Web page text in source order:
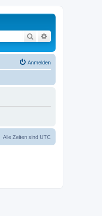
Suche
Anmelden
Alle Zeiten sind UTC